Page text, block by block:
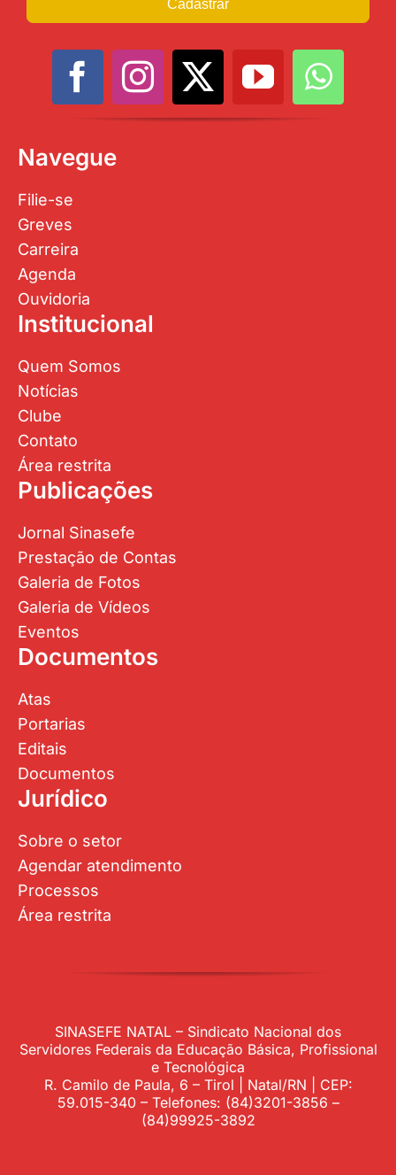
Cadastrar
Navegue
Filie-se
Greves
Carreira
Agenda
Ouvidoria
Institucional
Quem Somos
Notícias
Clube
Contato
Área restrita
Publicações
Jornal Sinasefe
Prestação de Contas
Galeria de Fotos
Galeria de Vídeos
Eventos
Documentos
Atas
Portarias
Editais
Documentos
Jurídico
Sobre o setor
Agendar atendimento
Processos
Área restrita
SINASEFE NATAL – Sindicato Nacional dos
Servidores Federais da Educação Básica, Profissional
e Tecnológica
R. Camilo de Paula, 6 – Tirol | Natal/RN | CEP:
59.015-340 – Telefones: (84)3201-3856 –
(84)99925-3892